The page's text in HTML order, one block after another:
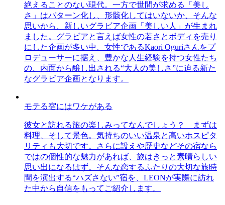
絶えることのない現代。一方で世間が求める「美し
さ」はパターン化し、形骸化してはいないか、そんな
思いから、新しいグラビア企画「美しい人」が生まれ
ました。グラビアと言えば女性の若さとボディを売り
にした企画が多い中、女性であるKaori Oguriさんをプ
ロデューサーに据え、豊かな人生経験を持つ女性たち
の、内面から醸し出される“大人の美しさ”に迫る新た
なグラビア企画となります。
モテる宿にはワケがある
彼女と訪れる旅の楽しみってなんでしょう？ まずは
料理、そして景色。気持ちのいい温泉と高いホスピタ
リティも大切です。さらに設えや歴史などその宿なら
ではの個性的な魅力があれば、旅はきっと素晴らしい
思い出になるはず。そんな恋するふたりの大切な旅時
間を演出する“ハズさない”宿を、LEONが実際に訪れ
た中から自信をもってご紹介します。